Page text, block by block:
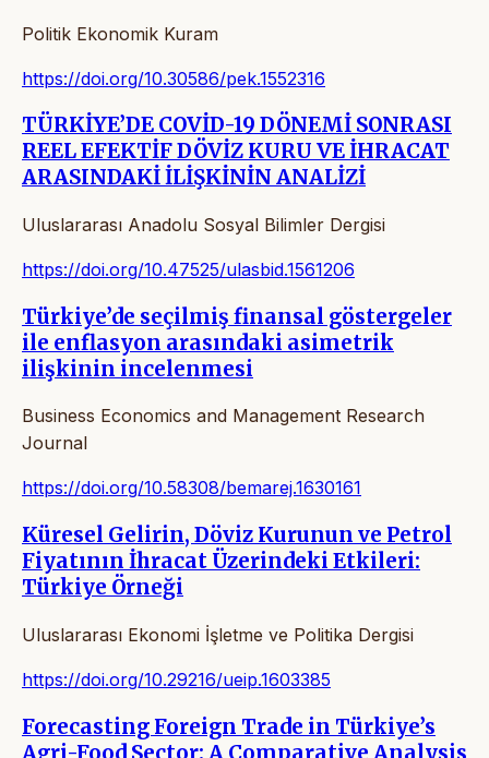
Politik Ekonomik Kuram
https://doi.org/10.30586/pek.1552316
TÜRKİYE’DE COVİD-19 DÖNEMİ SONRASI
REEL EFEKTİF DÖVİZ KURU VE İHRACAT
ARASINDAKİ İLİŞKİNİN ANALİZİ
Uluslararası Anadolu Sosyal Bilimler Dergisi
https://doi.org/10.47525/ulasbid.1561206
Türkiye’de seçilmiş finansal göstergeler
ile enflasyon arasındaki asimetrik
ilişkinin incelenmesi
Business Economics and Management Research
Journal
https://doi.org/10.58308/bemarej.1630161
Küresel Gelirin, Döviz Kurunun ve Petrol
Fiyatının İhracat Üzerindeki Etkileri:
Türkiye Örneği
Uluslararası Ekonomi İşletme ve Politika Dergisi
https://doi.org/10.29216/ueip.1603385
Forecasting Foreign Trade in Türkiye’s
Agri-Food Sector: A Comparative Analysis